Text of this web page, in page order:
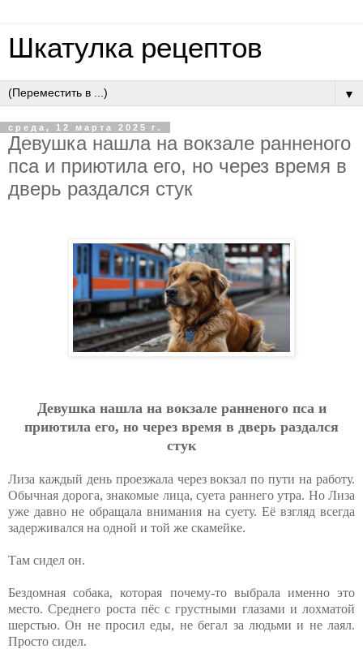
Шкатулка рецептов
▼
среда, 12 марта 2025 г.
Девушка нашла на вокзале ранненого
пса и приютила его, но через время в
дверь раздался стук
Девушка нашла на вокзале ранненого пса и
приютила его, но через время в дверь раздался
стук
Лиза каждый день проезжала через вокзал по пути на работу.
Обычная дорога, знакомые лица, суета раннего утра. Но Лиза
уже давно не обращала внимания на суету. Её взгляд всегда
задерживался на одной и той же скамейке.
Там сидел он.
Бездомная собака, которая почему-то выбрала именно это
место. Среднего роста пёс с грустными глазами и лохматой
шерстью. Он не просил еды, не бегал за людьми и не лаял.
Просто сидел.